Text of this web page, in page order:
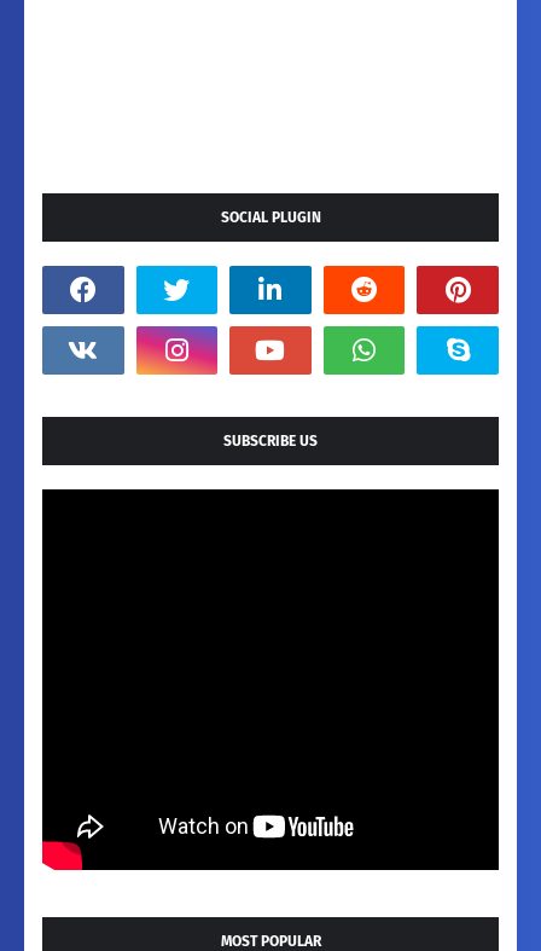
SOCIAL PLUGIN
SUBSCRIBE US
MOST POPULAR